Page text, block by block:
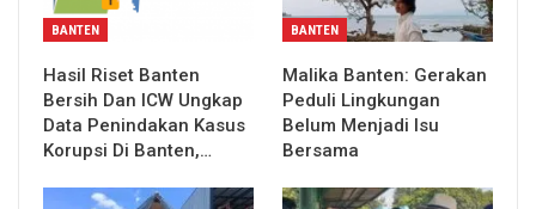
BANTEN
Hasil Riset Banten
Bersih Dan ICW Ungkap
Data Penindakan Kasus
Korupsi Di Banten,…
BANTEN
Malika Banten: Gerakan
Peduli Lingkungan
Belum Menjadi Isu
Bersama